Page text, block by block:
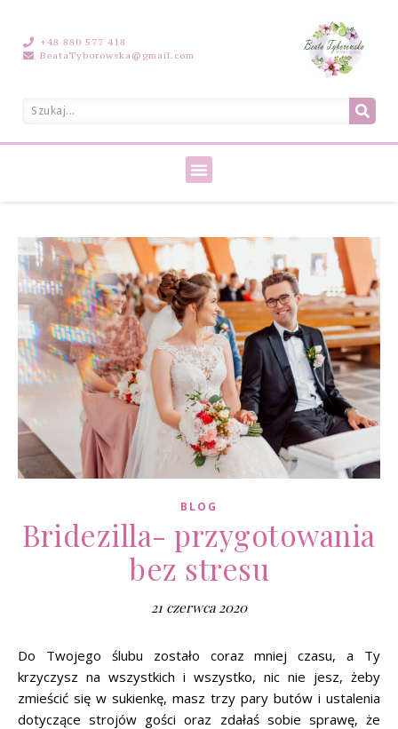
+48 880 577 418
BeataTyborowska@gmail.com
BLOG
Bridezilla- przygotowania
bez stresu
21 czerwca 2020
Do Twojego ślubu zostało coraz mniej czasu, a Ty
krzyczysz na wszystkich i wszystko, nic nie jesz, żeby
zmieścić się w sukienkę, masz trzy pary butów i ustalenia
dotyczące strojów gości oraz zdałaś sobie sprawę, że